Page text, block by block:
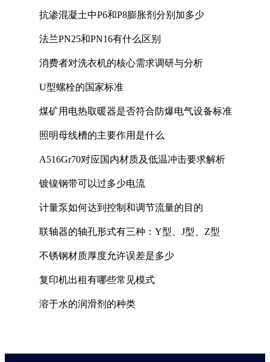
抗渗混凝土中P6和P8膨胀剂分别加多少
法兰PN25和PN16有什么区别
消费者对洗衣机的核心需求调研与分析
U型螺栓的国家标准
煤矿用电热取暖器是否符合防爆电气设备标准
照明母线槽的主要作用是什么
A516Gr70对应国内材质及低温冲击要求解析
镀镍钢带可以过多少电流
计量泵如何达到控制和调节流量的目的
联轴器的轴孔形式有三种：Y型、J型、Z型
不锈钢材质厚度允许误差是多少
复印机出租有哪些常见模式
溶于水的润滑剂的种类